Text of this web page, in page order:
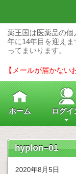
薬王国は医薬品の
年に14年目を迎え
ってまいります。
【メールが届かない
ホーム ログイ
hyplon–01
2020年8月5日